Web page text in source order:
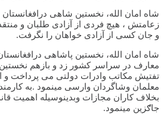
شاه امان الله، نخستین شاهی
زعامتش ، هیچ فردی از آزادی طلبان و
و جان کسی از آزادی خواهان را نگرفت.
شاه امان الله، نخستین پاشاهی
معارف در سراسر کشور زد و بازهم
تفتیش مکاتب وادرات دولتی می پرداخت و
معلمان وشاگردان وارسی مینمود .به
بخلاف کاران مجازات وبدینوسیله اهمیت
جاګزین مینمود.